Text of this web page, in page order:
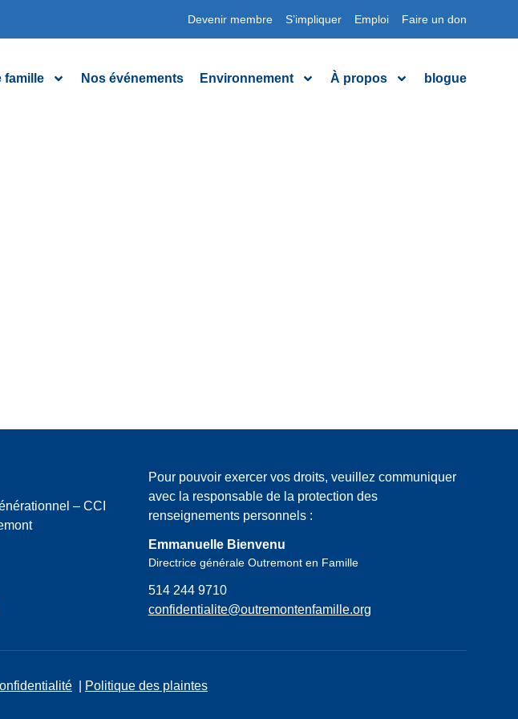
Devenir membre S’impliquer Emploi Faire un don
famille Nos événements Environnement À propos blogue
– CCI
Pour pouvoir exercer vos droits, veuillez communiquer
avec la responsable de la protection des
renseignements personnels :
Emmanuelle Bienvenu
Directrice générale Outremont en Famille
514 244 9710
confidentialite@outremontenfamille.org
Politique des plaintes